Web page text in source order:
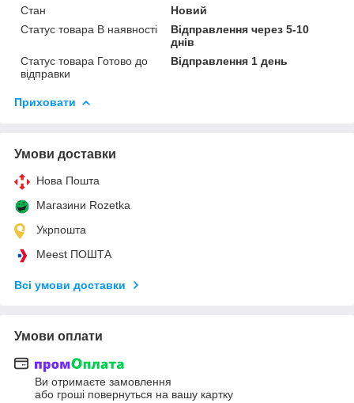
Стан
Новий
Статус товара В наявності
Відправлення через 5-10
днів
Статус товара Готово до
відправки
Відправлення 1 день
Приховати
Умови доставки
Нова Пошта
Магазини Rozetka
Укрпошта
Meest ПОШТА
Всі умови доставки
Умови оплати
Ви отримаєте замовлення
або гроші повернуться на вашу картку